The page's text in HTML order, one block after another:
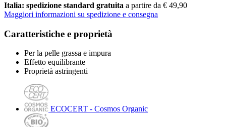
Italia: spedizione standard gratuita a partire da € 49,90
Maggiori informazioni su spedizione e consegna
Caratteristiche e proprietà
Per la pelle grassa e impura
Effetto equilibrante
Proprietà astringenti
ECOCERT - Cosmos Organic